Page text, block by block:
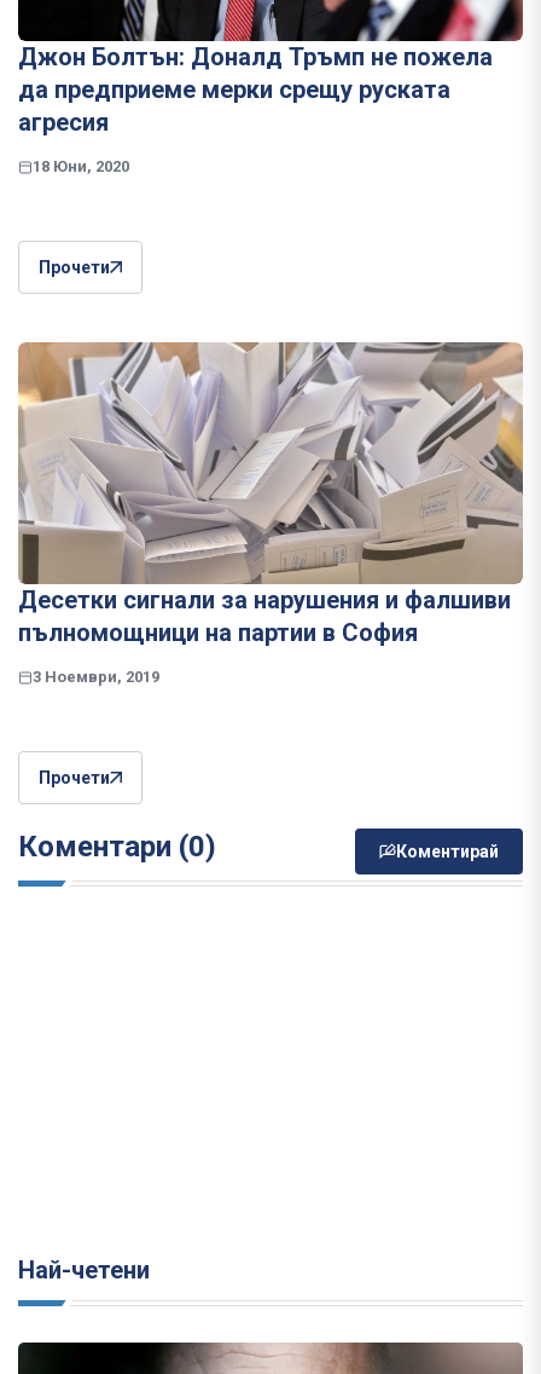
Джон Болтън: Доналд Тръмп не пожела
да предприеме мерки срещу руската
агресия
18 Юни, 2020
Прочети
Десетки сигнали за нарушения и фалшиви
пълномощници на партии в София
3 Ноември, 2019
Прочети
Коментари (0) Коментирай
Най-четени